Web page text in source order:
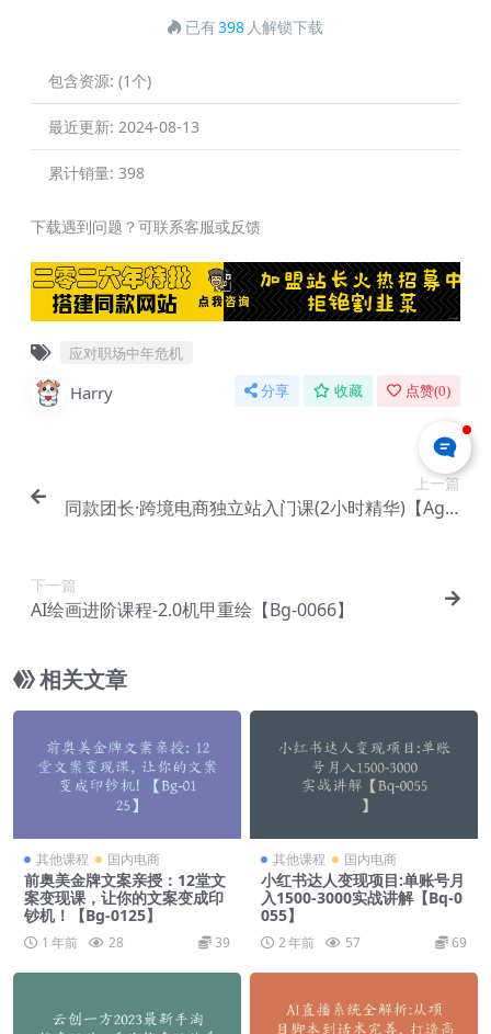
已有398 人解锁下载
包含资源: (1个)
最近更新: 2024-08-13
累计销量: 398
下载遇到问题？可联系客服或反馈
应对职场中年危机
Harry 分享 收藏 点赞(0)
上一篇
同款团长·跨境电商独立站入门课(2小时精华)【Ag-0
下一篇
AI绘画进阶课程-2.0机甲重绘【Bg-0066】
相关文章
其他课程 国内电商
前奥美金牌文案亲授：12堂文
案变现课，让你的文案变成印
钞机！【Bg-0125】
1 年前 28 39
其他课程 国内电商
小红书达人变现项目:单账号月
入1500-3000实战讲解【Bq-0
055】
2 年前 57 69